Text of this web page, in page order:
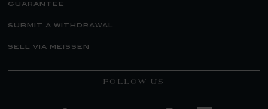
guarantee
submit a withdrawal
sell via meissen
FOLLOW US